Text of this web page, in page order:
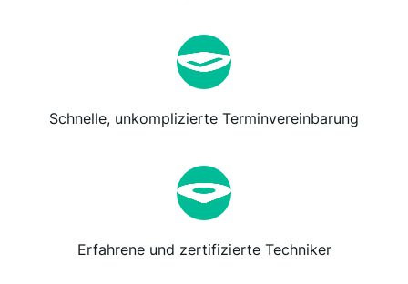
Schnelle, unkomplizierte Terminvereinbarung
Erfahrene und zertifizierte Techniker